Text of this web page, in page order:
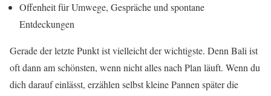
Offenheit für Umwege, Gespräche und spontane
Entdeckungen
Gerade der letzte Punkt ist vielleicht der wichtigste. Denn Bali ist
oft dann am schönsten, wenn nicht alles nach Plan läuft. Wenn du
dich darauf einlässt, erzählen selbst kleine Pannen später die